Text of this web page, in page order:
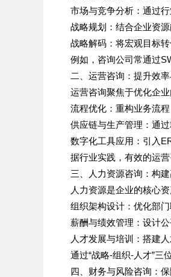
市场与竞争分析：通过行
战略规划：结合企业资源
战略解码：将宏观目标转
例如，咨询公司常通过
二、运营咨询：提升效率
运营咨询聚焦于优化企业
流程优化：重构业务流程
供应链与生产管理：通过
数字化工具应用：引入
据行业实践，有效的运营
三、人力资源咨询：构建
人力资源是企业的核心资
组织架构设计：优化部门
薪酬与绩效管理：设计公
人才发展与培训：搭建人
通过“战略-组织-人才”三
四、财务与风险咨询：保